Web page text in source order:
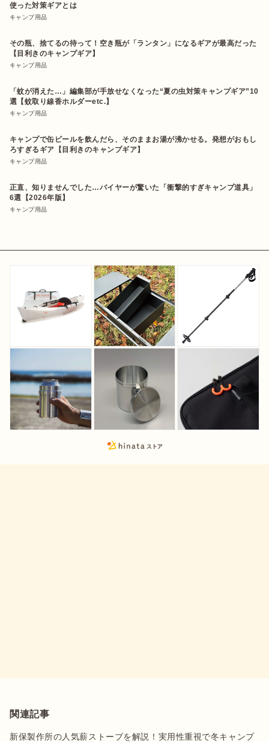
使った対策ギアとは
キャンプ用品
その瓶、捨てるの待って！空き瓶が「ランタン」になるギアが最高だった
【目利きのキャンプギア】
キャンプ用品
「蚊が消えた…」編集部が手放せなくなった“夏の虫対策キャンプギア”10
選【蚊取り線香ホルダーetc.】
キャンプ用品
キャンプで缶ビールを飲んだら、そのままお湯が沸かせる。発想がおもし
ろすぎるギア【目利きのキャンプギア】
キャンプ用品
正直、知りませんでした…バイヤーが驚いた「衝撃的すぎキャンプ道具」
6選【2026年版】
キャンプ用品
関連記事
新保製作所の人気薪ストーブを解説！実用性重視で冬キャンプ